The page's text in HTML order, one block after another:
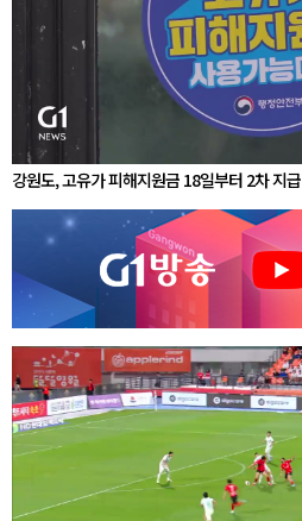
강원도, 고유가 피해지원금 18일부터 2차 지급